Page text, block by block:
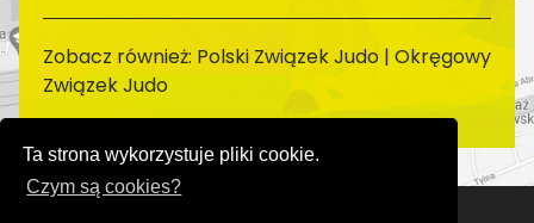
Ta strona wykorzystuje pliki cookie.
Czym są cookies?
Zobacz również: Polski Związek Judo | Okręgowy
Związek Judo